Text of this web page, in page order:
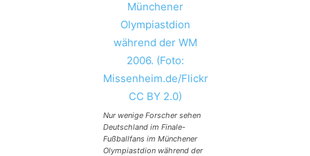
Nur wenige Forscher sehen
Deutschland im Finale-
Fußballfans im Münchener
Olympiastdion während der